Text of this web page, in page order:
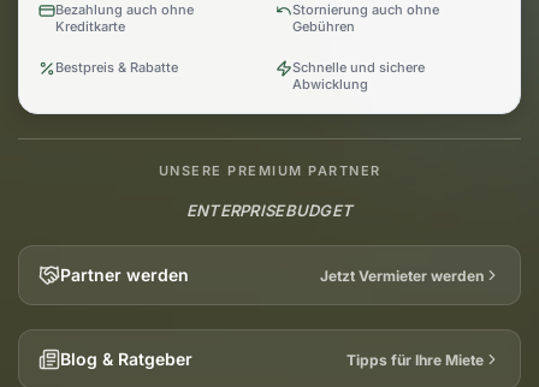
Bezahlung auch ohne
Kreditkarte
Stornierung auch ohne
Gebühren
Bestpreis & Rabatte
Schnelle und sichere
Abwicklung
UNSERE PREMIUM PARTNER
ENTERPRISEBUDGET
Partner werden Jetzt Vermieter werden
Blog & Ratgeber Tipps für Ihre Miete